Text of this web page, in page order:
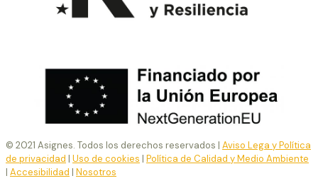
© 2021 Asignes. Todos los derechos reservados | Aviso Lega y Política
de privacidad | Uso de cookies | Política de Calidad y Medio Ambiente
| Accesibilidad | Nosotros